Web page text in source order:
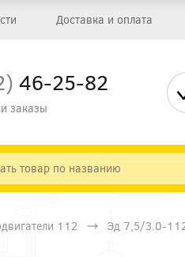
Доставка и оплата
46-25-82
заказы
112 Эд 7,5/3.0-